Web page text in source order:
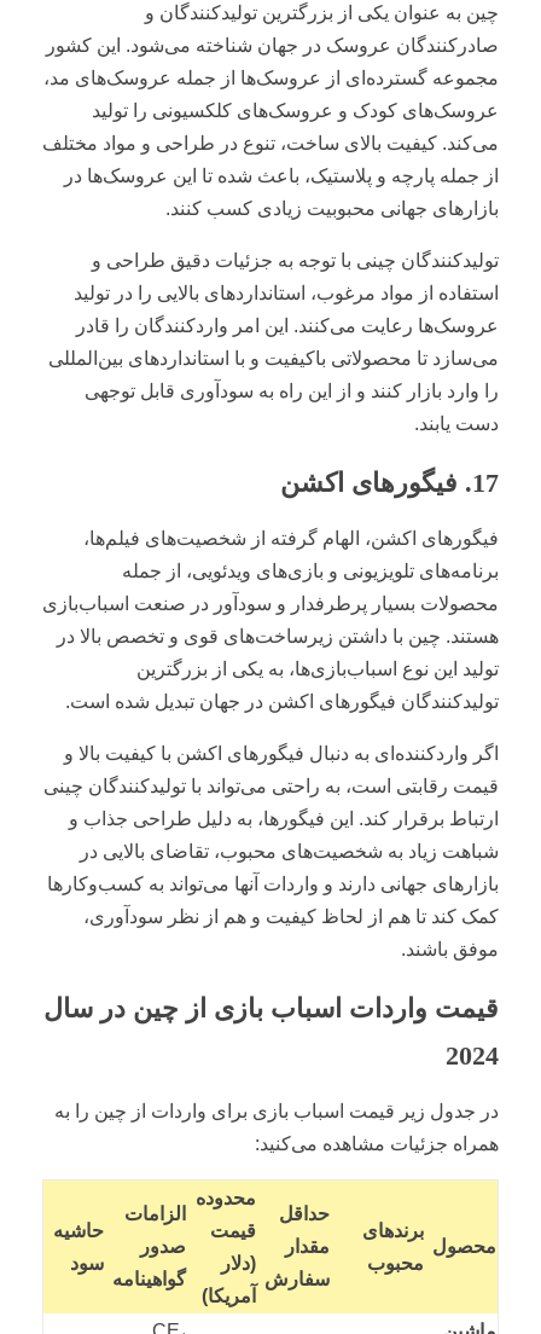
چین به عنوان یکی از بزرگترین تولیدکنندگان و
صادرکنندگان عروسک در جهان شناخته می‌شود. این کشور
مجموعه گسترده‌ای از عروسک‌ها از جمله عروسک‌های مد،
عروسک‌های کودک و عروسک‌های کلکسیونی را تولید
می‌کند. کیفیت بالای ساخت، تنوع در طراحی و مواد مختلف
از جمله پارچه و پلاستیک، باعث شده تا این عروسک‌ها در
بازارهای جهانی محبوبیت زیادی کسب کنند.
تولیدکنندگان چینی با توجه به جزئیات دقیق طراحی و
استفاده از مواد مرغوب، استانداردهای بالایی را در تولید
عروسک‌ها رعایت می‌کنند. این امر واردکنندگان را قادر
می‌سازد تا محصولاتی باکیفیت و با استانداردهای بین‌المللی
را وارد بازار کنند و از این راه به سودآوری قابل توجهی
دست یابند.
17. فیگورهای اکشن
فیگورهای اکشن، الهام گرفته از شخصیت‌های فیلم‌ها،
برنامه‌های تلویزیونی و بازی‌های ویدئویی، از جمله
محصولات بسیار پرطرفدار و سودآور در صنعت اسباب‌بازی
هستند. چین با داشتن زیرساخت‌های قوی و تخصص بالا در
تولید این نوع اسباب‌بازی‌ها، به یکی از بزرگترین
تولیدکنندگان فیگورهای اکشن در جهان تبدیل شده است.
اگر واردکننده‌ای به دنبال فیگورهای اکشن با کیفیت بالا و
قیمت رقابتی است، به راحتی می‌تواند با تولیدکنندگان چینی
ارتباط برقرار کند. این فیگورها، به دلیل طراحی جذاب و
شباهت زیاد به شخصیت‌های محبوب، تقاضای بالایی در
بازارهای جهانی دارند و واردات آنها می‌تواند به کسب‌وکارها
کمک کند تا هم از لحاظ کیفیت و هم از نظر سودآوری،
موفق باشند.
قیمت واردات اسباب بازی از چین در سال
2024
در جدول زیر قیمت اسباب بازی برای واردات از چین را به
همراه جزئیات مشاهده می‌کنید:
محصول
برندهای
محبوب
حداقل
مقدار
سفارش
محدوده
قیمت
(دلار
آمریکا)
الزامات
صدور
گواهینامه
حاشیه
سود